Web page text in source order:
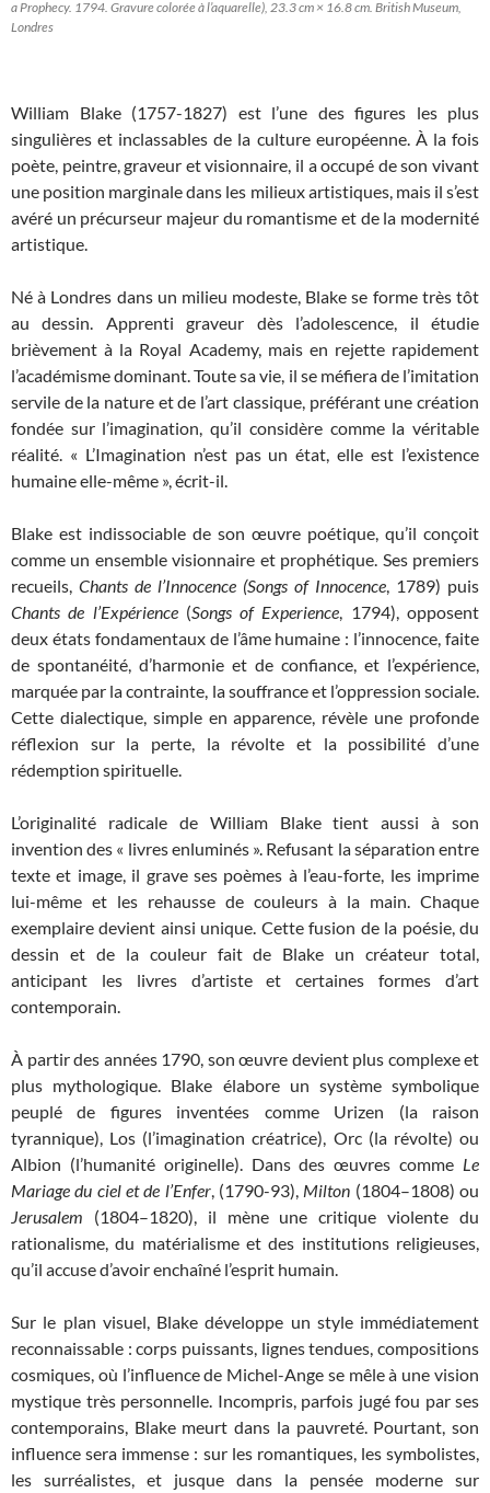
a Prophecy. 1794. Gravure colorée à l’aquarelle), 23.3 cm × 16.8 cm. British Museum,
Londres
William Blake (1757-1827) est l’une des figures les plus
singulières et inclassables de la culture européenne. À la fois
poète, peintre, graveur et visionnaire, il a occupé de son vivant
une position marginale dans les milieux artistiques, mais il s’est
avéré un précurseur majeur du romantisme et de la modernité
artistique.
Né à Londres dans un milieu modeste, Blake se forme très tôt
au dessin. Apprenti graveur dès l’adolescence, il étudie
brièvement à la Royal Academy, mais en rejette rapidement
l’académisme dominant. Toute sa vie, il se méfiera de l’imitation
servile de la nature et de l’art classique, préférant une création
fondée sur l’imagination, qu’il considère comme la véritable
réalité. « L’Imagination n’est pas un état, elle est l’existence
humaine elle-même », écrit-il.
Blake est indissociable de son œuvre poétique, qu’il conçoit
comme un ensemble visionnaire et prophétique. Ses premiers
recueils, Chants de l’Innocence (Songs of Innocence , 1789) puis
Chants de l’Expérience(Songs of Experience , 1794), opposent
deux états fondamentaux de l’âme humaine : l’innocence, faite
de spontanéité, d’harmonie et de confiance, et l’expérience,
marquée par la contrainte, la souffrance et l’oppression sociale.
Cette dialectique, simple en apparence, révèle une profonde
réflexion sur la perte, la révolte et la possibilité d’une
rédemption spirituelle.
L’originalité radicale de William Blake tient aussi à son
invention des « livres enluminés ». Refusant la séparation entre
texte et image, il grave ses poèmes à l’eau-forte, les imprime
lui-même et les rehausse de couleurs à la main. Chaque
exemplaire devient ainsi unique. Cette fusion de la poésie, du
dessin et de la couleur fait de Blake un créateur total,
anticipant les livres d’artiste et certaines formes d’art
contemporain.
À partir des années 1790, son œuvre devient plus complexe et
plus mythologique. Blake élabore un système symbolique
peuplé de figures inventées comme Urizen (la raison
tyrannique), Los (l’imagination créatrice), Orc (la révolte) ou
Albion (l’humanité originelle). Dans des œuvres comme Le
Mariage du ciel et de l’Enfer, (1790-93), Milton (1804–1808) ou
Jerusalem (1804–1820), il mène une critique violente du
rationalisme, du matérialisme et des institutions religieuses,
qu’il accuse d’avoir enchaîné l’esprit humain.
Sur le plan visuel, Blake développe un style immédiatement
reconnaissable : corps puissants, lignes tendues, compositions
cosmiques, où l’influence de Michel-Ange se mêle à une vision
mystique très personnelle. Incompris, parfois jugé fou par ses
contemporains, Blake meurt dans la pauvreté. Pourtant, son
influence sera immense : sur les romantiques, les symbolistes,
les surréalistes, et jusque dans la pensée moderne sur